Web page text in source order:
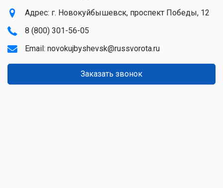
Адрес: г. Новокуйбышевск, проспект Победы, 12
8 (800) 301-56-05
Email: novokujbyshevsk@russvorota.ru
Заказать звонок